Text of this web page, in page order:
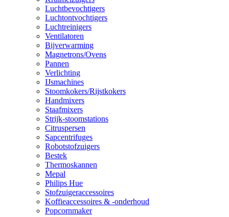
Luchtbevochtigers
Luchtontvochtigers
Luchtreinigers
Ventilatoren
Bijverwarming
Magnetrons/Ovens
Pannen
Verlichting
IJsmachines
Stoomkokers/Rijstkokers
Handmixers
Staafmixers
Strijk-stoomstations
Citruspersen
Sapcentrifuges
Robotstofzuigers
Bestek
Thermoskannen
Mepal
Philips Hue
Stofzuigeraccessoires
Koffieaccessoires & -onderhoud
Popcornmaker